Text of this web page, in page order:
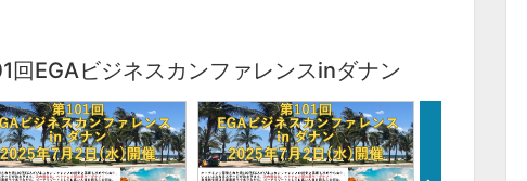
回EGAビジネスカンファレンスinダナン